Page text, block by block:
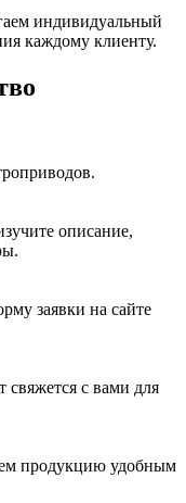
индивидуальный
каждому клиенту.
описание,
заявки на сайте
свяжется с вами для
продукцию удобным